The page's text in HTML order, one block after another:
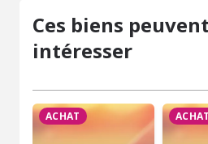
Ces biens
intéresser
ACHAT ACHAT